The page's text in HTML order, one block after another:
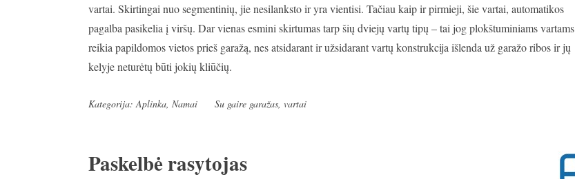
vartai. Skirtingai nuo segmentinių, jie nesilanksto ir yra vientisi. Tačiau kaip ir pirmieji, šie vartai, automatikos
pagalba pasikelia į viršų. Dar vienas esmini skirtumas tarp šių dviejų vartų tipų – tai jog plokštuminiams vartams
reikia papildomos vietos prieš garažą, nes atsidarant ir užsidarant vartų konstrukcija išlenda už garažo ribos ir jų
kelyje neturėtų būti jokių kliūčių.
Kategorija:Aplinka, Namai Su gaire garažas, vartai
Paskelbėrasytojas